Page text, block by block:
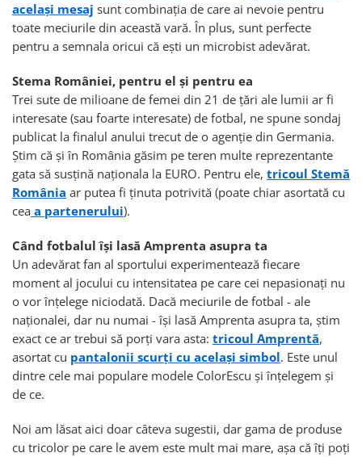
acelaşi mesaj sunt combinaţia de care ai nevoie pentru
toate meciurile din această vară. În plus, sunt perfecte
pentru a semnala oricui că eşti un microbist adevărat.
Stema României, pentru el şi pentru ea
Trei sute de milioane de femei din 21 de ţări ale lumii ar fi
interesate (sau foarte interesate) de fotbal, ne spune sondaj
publicat la finalul anului trecut de o agenţie din Germania.
Ştim că şi în România găsim pe teren multe reprezentante
gata să susţină naţionala la EURO. Pentru ele, tricoul Stemă
România ar putea fi ţinuta potrivită (poate chiar asortată cu
cea a partenerului).
Când fotbalul îşi lasă Amprenta asupra ta
Un adevărat fan al sportului experimentează fiecare
moment al jocului cu intensitatea pe care cei nepasionaţi nu
o vor înţelege niciodată. Dacă meciurile de fotbal - ale
naţionalei, dar nu numai - îşi lasă Amprenta asupra ta, ştim
exact ce ar trebui să porţi vara asta: tricoul Amprentă,
asortat cu pantalonii scurţi cu acelaşi simbol. Este unul
dintre cele mai populare modele ColorEscu şi înţelegem şi
de ce.
Noi am lăsat aici doar câteva sugestii, dar gama de produse
cu tricolor pe care le avem este mult mai mare, așa că îți poți